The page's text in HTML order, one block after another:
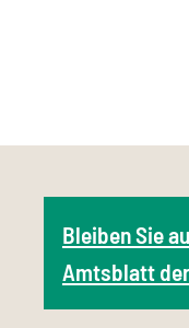
Bleiben Sie
Amtsblatt